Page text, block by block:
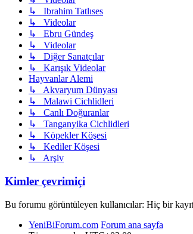
↳ Ibrahim Tatlıses
↳ Videolar
↳ Ebru Gündeş
↳ Videolar
↳ Diğer Sanatçılar
↳ Karışık Videolar
Hayvanlar Alemi
↳ Akvaryum Dünyası
↳ Malawi Cichlidleri
↳ Canlı Doğuranlar
↳ Tanganyika Cichlidleri
↳ Köpekler Köşesi
↳ Kediler Köşesi
↳ Arşiv
Kimler çevrimiçi
Bu forumu görüntüleyen kullanıcılar: Hiç bir
YeniBiForum.com Forum ana sayfa